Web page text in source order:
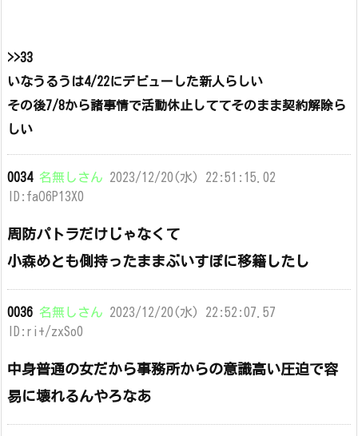
>>33
いなうるうは4/22にデビューした新人らしい
その後7/8から諸事情で活動休止しててそのまま契約解除ら
しい
0034 名無しさん 2023/12/20(水) 22:51:15.02
ID:faO6P13X0
周防パトラだけじゃなくて
小森めとも側持ったままぶいすぽに移籍したし
0036 名無しさん 2023/12/20(水) 22:52:07.57
ID:ri+/zxSo0
中身普通の女だから事務所からの意識高い圧迫で容
易に壊れるんやろなあ